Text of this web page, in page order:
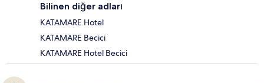
Bilinen diğer adları
KATAMARE Hotel
KATAMARE Becici
KATAMARE Hotel Becici